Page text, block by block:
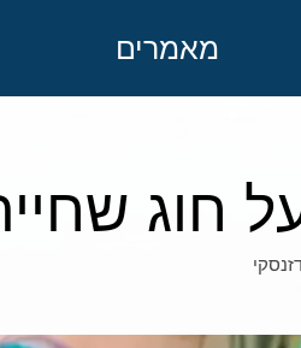
מאמרים
חוג שחייה